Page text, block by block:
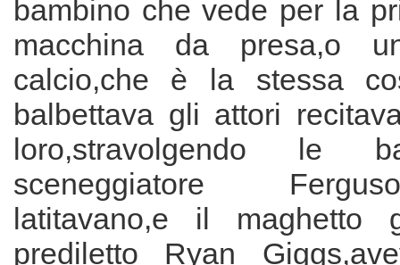
bambino che vede per la
macchina da presa,o
calcio,che è la stessa
balbettava gli attori
loro,stravolgendo le
sceneggiatore
latitavano,e il maghetto
prediletto Ryan